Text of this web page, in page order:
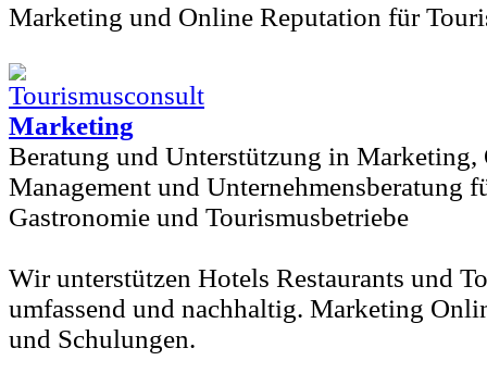
Marketing und Online Reputation für
Marketing
Beratung und Unterstützung in
Management und Unternehmensberatung
Gastronomie und Tourismusbetriebe
Wir unterstützen Hotels Restaurants und
umfassend und nachhaltig. Marketing
und Schulungen.